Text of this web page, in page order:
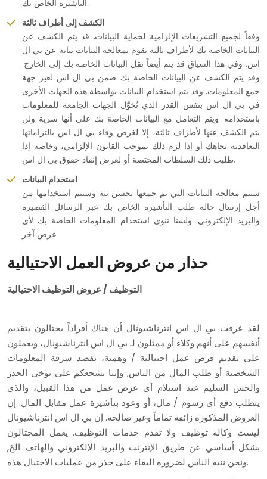
التأشيرة الخاص بك.
الكشف إلى أطراف ثالثة
وفقاً لجميع التشريعات الإلزامية لحماية البيانات, قد يتم الكشف عن
البيانات الخاصة بك لأطراف ثالثة تقوم بمعالجة البيانات نيابة عن بي ال
اس. وفي هذا السياق قد يتم أيضاً نقل البيانات الخاصة بك إلى الخارج.
وقد يتم الكشف عن البيانات الخاصة بك ضمن بي ال اس لغير جهة
جمع المعلومات. وقد يتم استخدام البيانات بواسطة هذه الجهات الأخرى
في بي ال اس بنفس القدر الذي تُخوَّل الجهات الجامعة للمعلومات
باستخدامه. ويتم التعامل مع البيانات الخاصة بك على أنها سرية ولن
يتم الكشف عنها لأطراف ثالثة، إلا لغرض وفاء بي ال اس بالتزاماتها
التعاقدية تجاهك أو إذا لزم ذلك بموجب القانون الإلزامي، وخاصة إذا
طلبت ذلك السلطات المختصة أو لغرض إنفاذ حقوق بي ال اس.
استخدام البيانات
ستتم معالجة البيانات التي تم جمعها بحسن نية وسيتم استخدامها من
أجل إرسال حالة طلب التأشيرة الخاص بك عبر الرسائل القصيرة
والبريد الإلكتروني. ولسنا ننوي استخدام المعلومات الخاصة بك لأي
غرض آخر.
حذار من عروض العمل الاحتيالية
التوظيف / عروض التوظيف الاحتيالية
لقد عرفت بي ال اس انترناشيونال أن هناك أفراداً يحتالون بتقديم
أنفسهم على أنهم وكلاء أو ممثلون لـ بي ال اس انترناشيونال، ويعملون
على تقديم فرص عمل احتيالية / وهمية، بقصد سرقة المعلومات
الشخصية أو طلب المال من الناس, وإننا نشجعكم على توخي الحذر
والحس السليم عند استلام أي عرض عمل من هذا القبيل، والذي
يتطلب دفع أي رسوم / مال، أو وعود بتأشيرة عمل مقابل المال. إن
العروض المذكورة زائفة تماماً وغير صالحة. إن بي ال اس انترناشيونال
ليست وكالة توظيف ولا تقدم خدمات التوظيف. يعمل المحتالون
بشكل أساسي عن طريق الإنترنت والبريد الإلكتروني والهاتف الخ,
ونحن ننبه الناس لضرورة البقاء على حذر من عمليات الاحتيال هذه.